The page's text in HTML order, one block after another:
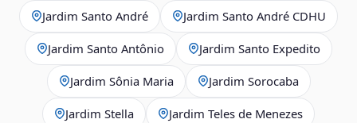
Jardim Santo André Jardim Santo André CDHU
Jardim Santo Antônio Jardim Santo Expedito
Jardim Sônia Maria Jardim Sorocaba
Jardim Stella Jardim Teles de Menezes